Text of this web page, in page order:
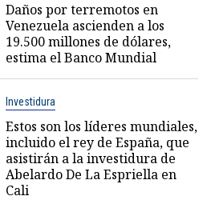
Daños por terremotos en
Venezuela ascienden a los
19.500 millones de dólares,
estima el Banco Mundial
Investidura
Estos son los líderes mundiales,
incluido el rey de España, que
asistirán a la investidura de
Abelardo De La Espriella en
Cali